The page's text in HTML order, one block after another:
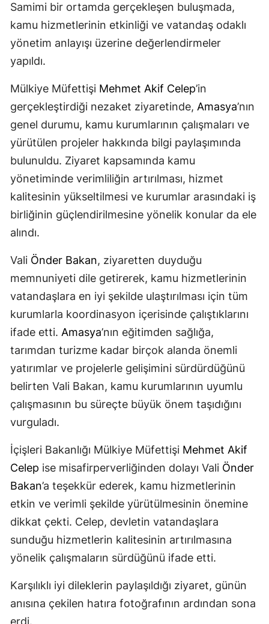
Samimi bir ortamda gerçekleşen buluşmada,
kamu hizmetlerinin etkinliği ve vatandaş odaklı
yönetim anlayışı üzerine değerlendirmeler
yapıldı.
Mülkiye Müfettişi Mehmet Akif Celep’in
gerçekleştirdiği nezaket ziyaretinde, Amasya’nın
genel durumu, kamu kurumlarının çalışmaları ve
yürütülen projeler hakkında bilgi paylaşımında
bulunuldu. Ziyaret kapsamında kamu
yönetiminde verimliliğin artırılması, hizmet
kalitesinin yükseltilmesi ve kurumlar arasındaki iş
birliğinin güçlendirilmesine yönelik konular da ele
alındı.
Vali Önder Bakan, ziyaretten duyduğu
memnuniyeti dile getirerek, kamu hizmetlerinin
vatandaşlara en iyi şekilde ulaştırılması için tüm
kurumlarla koordinasyon içerisinde çalıştıklarını
ifade etti. Amasya’nın eğitimden sağlığa,
tarımdan turizme kadar birçok alanda önemli
yatırımlar ve projelerle gelişimini sürdürdüğünü
belirten Vali Bakan, kamu kurumlarının uyumlu
çalışmasının bu süreçte büyük önem taşıdığını
vurguladı.
İçişleri Bakanlığı Mülkiye Müfettişi Mehmet Akif
Celep ise misafirperverliğinden dolayı Vali Önder
Bakan’a teşekkür ederek, kamu hizmetlerinin
etkin ve verimli şekilde yürütülmesinin önemine
dikkat çekti. Celep, devletin vatandaşlara
sunduğu hizmetlerin kalitesinin artırılmasına
yönelik çalışmaların sürdüğünü ifade etti.
Karşılıklı iyi dileklerin paylaşıldığı ziyaret, günün
anısına çekilen hatıra fotoğrafının ardından sona